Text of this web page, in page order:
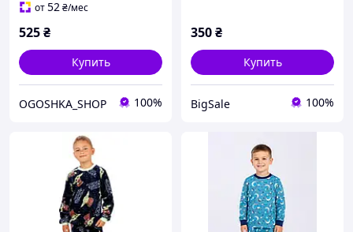
от52₴/мес
525₴
Купить
OGOSHKA_SHOP 100%
350₴
Купить
BigSale 100%